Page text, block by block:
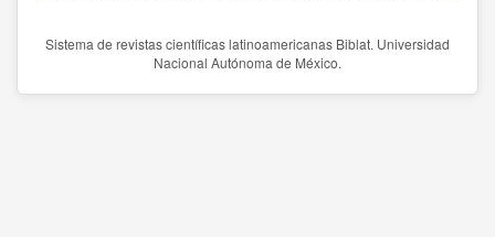
Sistema de revistas científicas latinoamericanas Biblat. Universidad
Nacional Autónoma de México.